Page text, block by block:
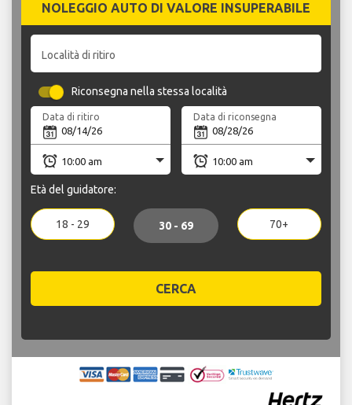
NOLEGGIO AUTO DI VALORE INSUPERABILE
Località di ritiro
Riconsegna nella stessa località
Data di ritiro Data di riconsegna
Età del guidatore:
18 - 29 30 - 69 70+
CERCA